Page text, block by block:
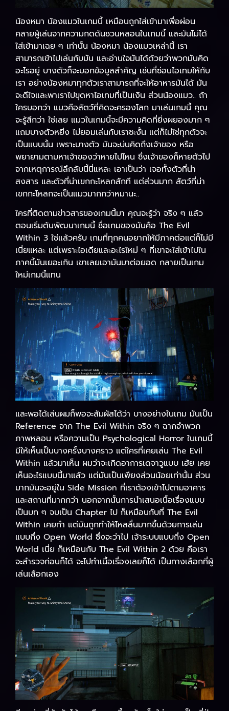
น้องหมา น้องแมวในเกมนี้ เหมือนถูกใส่เข้ามาเพื่อผ่อน
คลายผู้เล่นจากความกดดันชวนหลอนในเกมนี้ และมันไม่ได้
ใส่เข้ามาเฉย ๆ เท่านั้น น้องหมา น้องแมวเหล่านี้ เรา
สามารถเข้าไปเล่นกับมัน และอ่านใจมันได้ด้วยว่าพวกมันคิด
อะไรอยู่ บางตัวก็จะบอกข้อมูลสำคัญ เช่นที่ซ่อนไอเทมให้กับ
เรา อย่างน้องหมาทุกตัวเราสามารถที่จะให้อาหารมันได้ มัน
จะดีใจและพาเราไปขุดหาไอเทมที่เป็นเงิน ส่วนน้องแมว.. ถ้า
ใครบอกว่า แมวคือสัตว์ที่คิดจะครองโลก มาเล่นเกมนี้ คุณ
จะรู้สึกว่า ใช่เลย แมวในเกมนี้จะมีความคิดที่ยิ่งผยองมาก ๆ
แถมบางตัวหยิ่ง ไม่ยอมเล่นกับเราซะงั้น แต่ก็ไม่ใช่ทุกตัวจะ
เป็นแบบนั้น เพราะบางตัว มันจะบ่นคิดถึงเจ้าของ หรือ
พยายามตามหาเจ้าของว่าหายไปไหน ซึ่งเจ้าของก็หายตัวไป
จากเหตุการณ์ลึกลับนี้นี่แหละ เอาเป็นว่า เจอทั้งตัวที่น่า
สงสาร และตัวที่น่าเขกกะโหลกสักที แต่ส่วนมาก สัตว์ที่น่า
เขกกะโหลกจะเป็นแมวมากกว่าหมานะ..
ใครที่ติดตามข่าวสารของเกมนี้มา คุณจะรู้ว่า จริง ๆ แล้ว
ตอนเริ่มต้นพัฒนาเกมนี้ ชื่อเกมของมันคือ The Evil
Within 3 ใช่แล้วครับ เกมที่ทุกคนอยากให้มีภาคต่อแต่ก็ไม่มี
เนี่ยแหละ แต่เพราะไอเดียและอะไรใหม่ ๆ ที่เขาจะใส่เข้าไปใน
ภาคนี้มันเยอะเกิน เขาเลยเอามันมาต่อยอด กลายเป็นเกม
ใหม่เกมนี้แทน
และพอได้เล่นผมก็พอจะสัมผัสได้ว่า บางอย่างในเกม มันเป็น
Reference จาก The Evil Within จริง ๆ ฉากจำพวก
ภาพหลอน หรือความเป็น Psychological Horror ในเกมนี้
มีให้เห็นเป็นบางครั้งบางคราว แต่ใครที่เคยเล่น The Evil
Within แล้วมาเห็น ผมว่าจะเกิดอาการเดจาวูแบบ เฮ้ย เคย
เห็นอะไรแบบนี้มาแล้ว แต่มันเป็นเพียงส่วนน้อยเท่านั้น ส่วน
มากมันจะอยู่ใน Side Mission ที่เราต้องเข้าไปตามอาคาร
และสถานที่มากกว่า นอกจากนั้นการนำเสนอเนื้อเรื่องแบบ
เป็นบท ๆ จบเป็น Chapter ไป ก็เหมือนกับที่ The Evil
Within เคยทำ แต่มันถูกทำให้ไหลลื่นมากขึ้นด้วยการเล่น
แบบกึ่ง Open World ซึ่งจะว่าไป เจ้าระบบแบบกึ่ง Open
World เนี่ย ก็เหมือนกับ The Evil Within 2 ด้วย คือเรา
จะสำรวจก่อนก็ได้ จะไปทำเนื้อเรื่องเลยก็ได้ เป็นทางเลือกที่ผู้
เล่นเลือกเอง